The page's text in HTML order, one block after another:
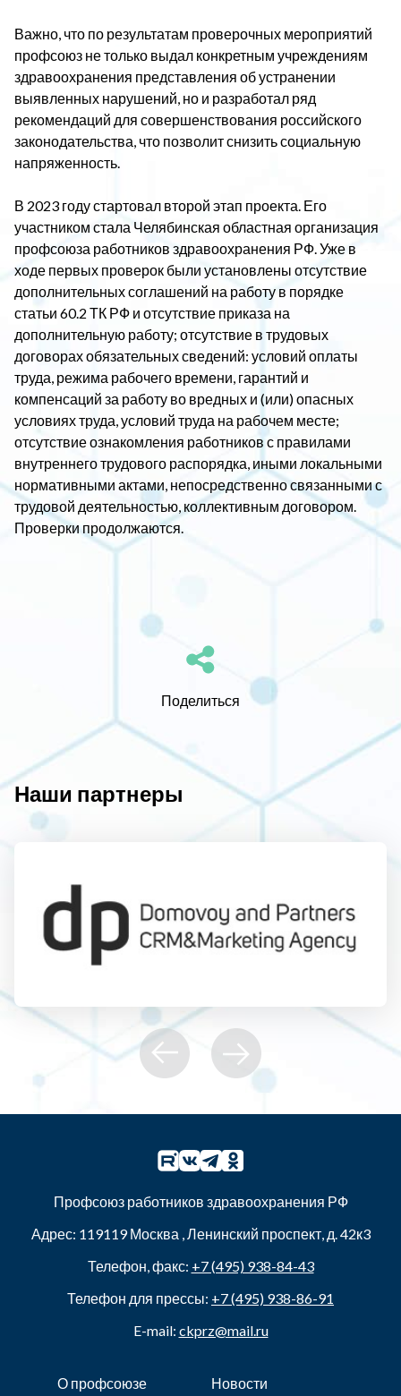
Важно, что по результатам проверочных мероприятий
профсоюз не только выдал конкретным учреждениям
здравоохранения представления об устранении
выявленных нарушений, но и разработал ряд
рекомендаций для совершенствования российского
законодательства, что позволит снизить социальную
напряженность.
В 2023 году стартовал второй этап проекта. Его
участником стала Челябинская областная организация
профсоюза работников здравоохранения РФ. Уже в
ходе первых проверок были установлены отсутствие
дополнительных соглашений на работу в порядке
статьи 60.2 ТК РФ и отсутствие приказа на
дополнительную работу; отсутствие в трудовых
договорах обязательных сведений: условий оплаты
труда, режима рабочего времени, гарантий и
компенсаций за работу во вредных и (или) опасных
условиях труда, условий труда на рабочем месте;
отсутствие ознакомления работников с правилами
внутреннего трудового распорядка, иными локальными
нормативными актами, непосредственно связанными с
трудовой деятельностью, коллективным договором.
Проверки продолжаются.
Поделиться
Наши партнеры
Профсоюз работников здравоохранения РФ
Адрес: 119119Москва ,Ленинский проспект, д. 42к3
Телефон, факс: +7 (495) 938-84-43
Телефон для прессы: +7 (495) 938-86-91
E-mail: ckprz@mail.ru
О профсоюзе Новости